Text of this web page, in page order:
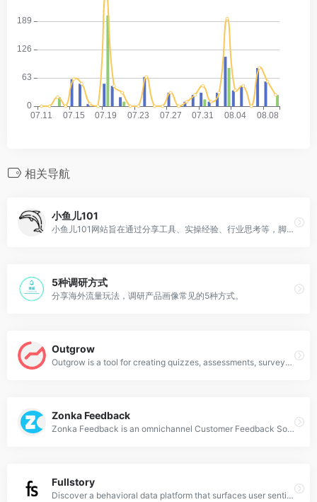
相关导航
小鱼儿101
小鱼儿101网站旨在通过分享工具、实操经验、行业思考等，脚踏实地帮助广告优化师提升专业能力。站长小鱼儿是一名专注海外品牌电商的广告优化师，精通Facebook，Google 等广告，熟悉SNS运营，SEO，网红等。
5种调研方式
分享海外流量玩法，调研产品画像常见的5种方式。
Outgrow
Outgrow is a tool for creating quizzes, assessments, surveys, polls, contests, chatbots, product recommendations &amp; calculators that generate leads &amp; traffic.
Zonka Feedback
Zonka Feedback is an omnichannel Customer Feedback Software and Survey App to measure real-time CX Metrics like Net Promoter Score (NPS Surveys), CES &amp; CSAT.
Fullstory
Discover a behavioral data platform that surfaces user sentiment buried between clicks to create better products that win loyal customers for life.